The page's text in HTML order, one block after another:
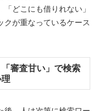
どこにも借りれない」
クが重なっているケース
「審査甘い」で検索